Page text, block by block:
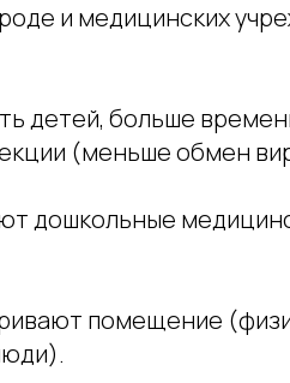
и медицинских
детей, больше
(меньше обмен
дошкольные
помещение